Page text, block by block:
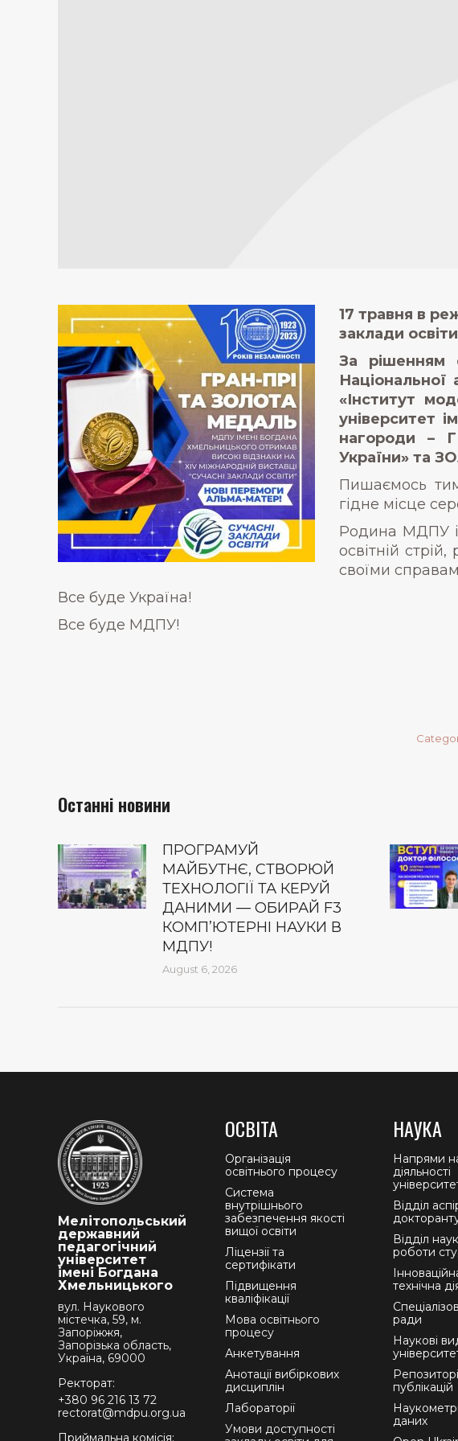
17 травня в
заклади
За рішенням
Національної
«Інститут
університет
нагороди –
України» та
Пишаємось
гідне місце
Родина МДПУ
освітній
своїми
Все буде Україна!
Все буде МДПУ!
Останні новини
ПРОГРАМУЙ
МАЙБУТНЄ, СТВОРЮЙ
ТЕХНОЛОГІЇ ТА КЕРУЙ
ДАНИМИ — ОБИРАЙ F3
КОМП’ЮТЕРНІ НАУКИ В
МДПУ!
August 6, 2026
Мелітопольський
державний
педагогічний
університет
імені Богдана
Хмельницького
вул. Наукового
містечка, 59, м.
Запоріжжя,
Запорізька область,
Україна, 69000
Ректорат:
+380 96 216 13 72
rectorat@mdpu.org.ua
Приймальна комісія:
ОСВІТА
Організація
освітнього процесу
Система
внутрішнього
забезпечення якості
вищої освіти
Ліцензії та
сертифікати
Підвищення
кваліфікації
Мова освітнього
процесу
Анкетування
Анотації вибіркових
дисциплін
Лабораторії
Умови доступності
НАУКА
Напрями
діяльності
Відділ
Відділ
роботи
технічна
ради
Наукові
публікацій
даних